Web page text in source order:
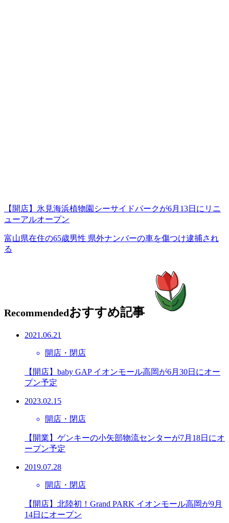
【開店】氷見海浜植物園シーサイドパークが6月13日にリニ
ューアルオープン
富山県在住の65歳男性 県外ナンバーの車を傷つけ逮捕され
る
Recommendedおすすめ記事
2021.06.21
開店・閉店
【開店】baby GAP イオンモール高岡が6月30日にオー
プン予定
2023.02.15
開店・閉店
【開業】ゲンキーの小矢部物流センターが7月18日にオ
ープン予定
2019.07.28
開店・閉店
【開店】北陸初！Grand PARK イオンモール高岡が9月
14日にオープン